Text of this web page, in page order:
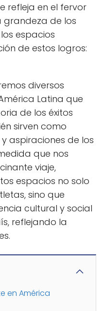
refleja en el fervor
grandeza de los
espacios
de estos logros:
diversos
Latina que
de los éxitos
sirven como
aspiraciones de los
que nos
viaje,
espacios no solo
sino que
cultural y social
reflejando la
en América